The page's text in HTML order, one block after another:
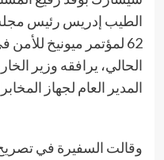
الطيب إدريس رئيس
الحالي، يرافقه وزير
المدير العام لجهاز
وقالت السفيرة في تصريح